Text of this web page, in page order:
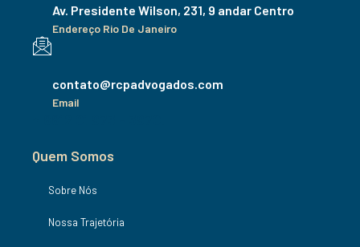
Av. Presidente Wilson, 231, 9 andar Centro
Endereço Rio De Janeiro
contato@rcpadvogados.com
Email
Quem Somos
Sobre Nós
Nossa Trajetória